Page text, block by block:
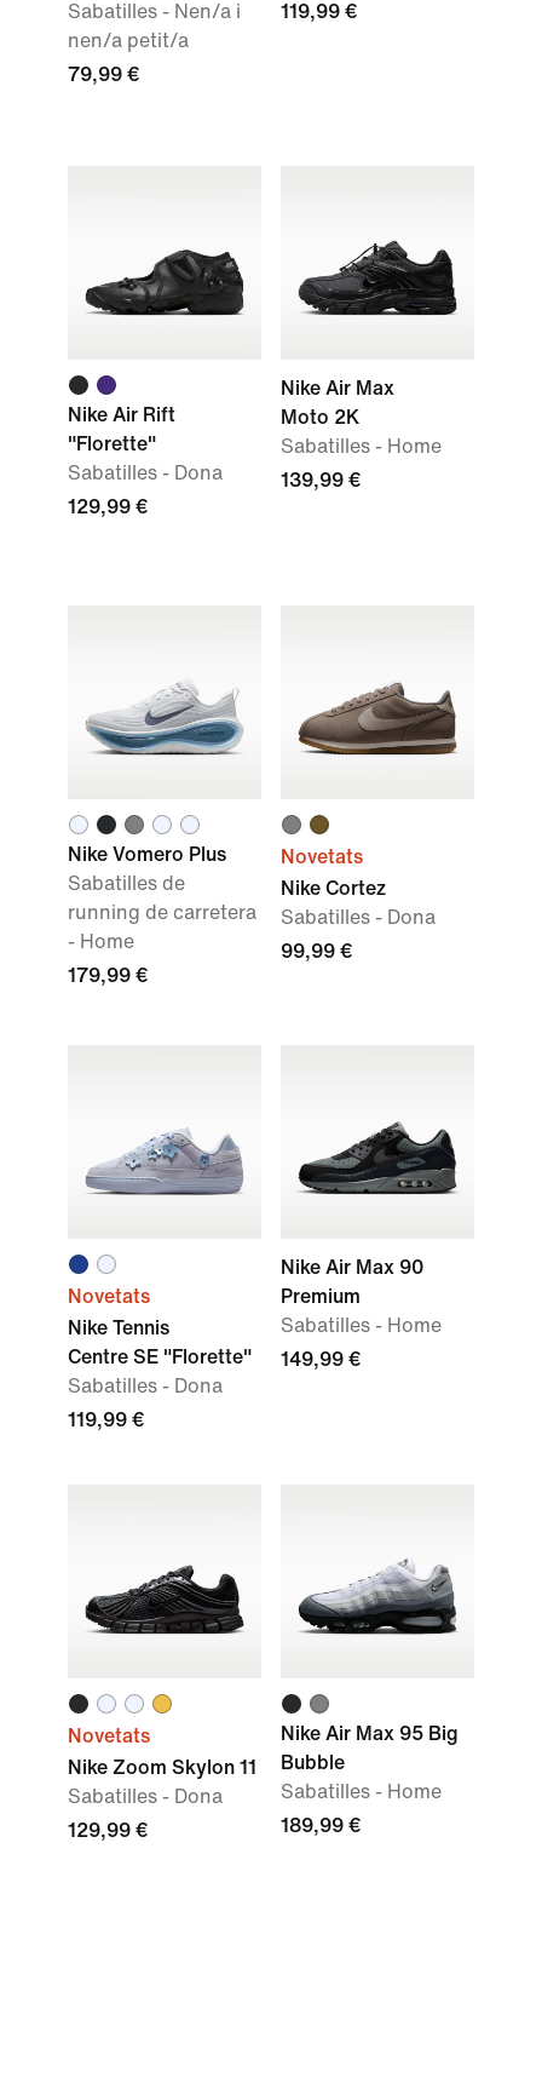
Sabatilles - Nen/a i
nen/a petit/a
79,99 €
119,99 €
Nike Air Rift
"Florette"
Sabatilles - Dona
129,99 €
Nike Air Max
Moto 2K
Sabatilles - Home
139,99 €
Nike Vomero Plus
Sabatilles de
running de carretera
- Home
179,99 €
Novetats
Nike Cortez
Sabatilles - Dona
99,99 €
Novetats
Nike Tennis
Centre SE "Florette"
Sabatilles - Dona
119,99 €
Nike Air Max 90
Premium
Sabatilles - Home
149,99 €
Novetats
Nike Zoom Skylon 11
Sabatilles - Dona
129,99 €
Nike Air Max 95 Big
Bubble
Sabatilles - Home
189,99 €